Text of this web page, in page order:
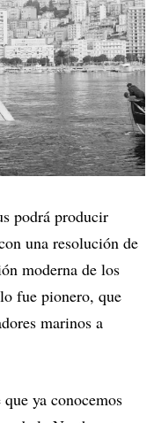
podrá producir
una resolución de
moderna de los
fue pionero, que
marinos a
ya conocemos